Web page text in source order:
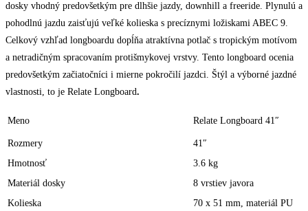
dosky vhodný predovšetkým pre dlhšie jazdy, downhill a freeride. Plynulú a
pohodlnú jazdu zaisťujú veľké kolieska s precíznymi ložiskami ABEC 9.
Celkový vzhľad longboardu dopĺňa atraktívna potlač s tropickým motívom
a netradičným spracovaním protišmykovej vrstvy. Tento longboard ocenia
predovšetkým začiatočníci i mierne pokročilí jazdci. Štýl a výborné jazdné
vlastnosti, to je Relate Longboard.
Meno Relate Longboard 41″
Rozmery
41″
Hmotnosť
3.6 kg
Materiál dosky
8 vrstiev javora
Kolieska
70 x 51 mm, materiál PU